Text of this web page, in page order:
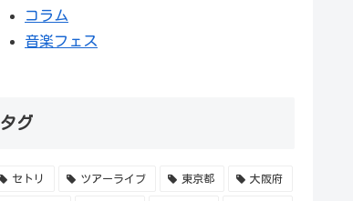
コラム
音楽フェス
タグ
セトリ ツアーライブ 東京都 大阪府